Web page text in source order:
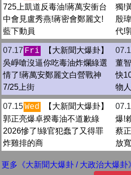
725上凱道反毒油!蔣萬安衝台
中會見盧秀燕!蔣密會鄭麗文!
藍下動員
獨!
殷
代!
07.17 Fri
【大新聞大爆卦】
吳崢嗆沒逼你吃毒油炸爛綠選
情了!蔣萬安鄭麗文白營戰神
7/25上街
董
快
物
07.15Wed
【大新聞大爆卦】
郭正亮爆卓揆毒油不道歉綠
2026慘了!綠官犯蠢了又得罪
炸雞排的商
爆!
蔡
放
更多《大新聞大爆卦 / 大政治大爆卦